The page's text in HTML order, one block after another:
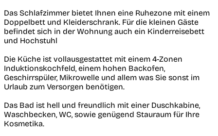
Das Schlafzimmer bietet Ihnen eine Ruhezone mit einem
Doppelbett und Kleiderschrank. Für die kleinen Gäste
befindet sich in der Wohnung auch ein Kinderreisebett
und Hochstuhl
Die Küche ist vollausgestattet mit einem 4-Zonen
Induktionskochfeld, einem hohen Backofen,
Geschirrspüler, Mikrowelle und allem was Sie sonst im
Urlaub zum Versorgen benötigen.
Das Bad ist hell und freundlich mit einer Duschkabine,
Waschbecken, WC, sowie genügend Stauraum für Ihre
Kosmetika.